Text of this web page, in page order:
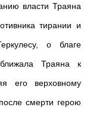
власти Траяна
тирании и
о благе
Траяна к
его верховному
смерти герою